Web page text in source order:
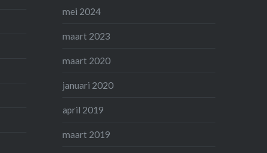
mei 2024
maart 2023
maart 2020
januari 2020
april 2019
maart 2019